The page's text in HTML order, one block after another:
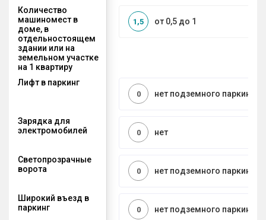
Количество
машиномест в
доме, в
отдельностоящем
здании или на
земельном участке
на 1 квартиру
от 0,5 до 1
1,5
Лифт в паркинг
нет подземного паркинга
0
Зарядка для
электромобилей
нет
0
Светопрозрачные
ворота
нет подземного паркинга
0
Широкий въезд в
паркинг
нет подземного паркинга
0